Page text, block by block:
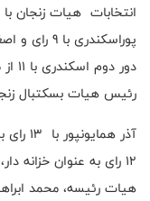
رئیس هیات بسکتبال
آذر